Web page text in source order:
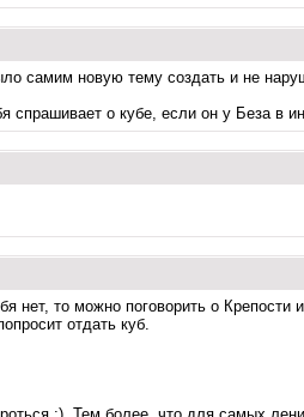
самим новую тему создать и не
спрашивает о кубе, если он у Беза в
то можно поговорить о
отдать куб.